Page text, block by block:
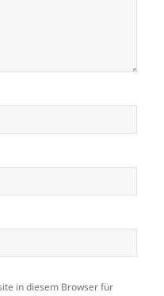
in diesem Browser für